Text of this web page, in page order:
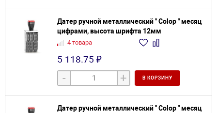
Датер ручной металлический " Colop " месяц
цифрами, высота шрифта 12мм
4 товара
5 118.75 ₽
- + В КОРЗИНУ
Датер ручной металлический " Colop " месяц